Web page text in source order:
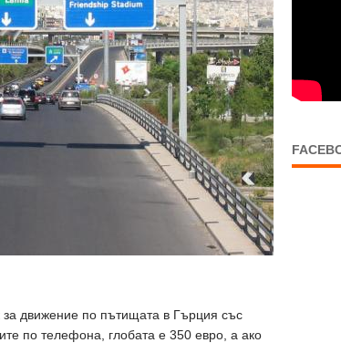
движение по пътищата в Гърция със
по телефона, глобата е 350 евро, а ако